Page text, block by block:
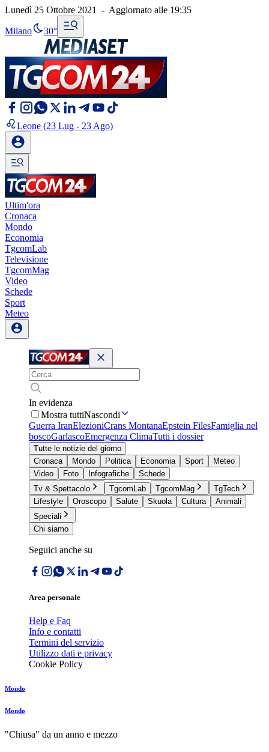
Lunedì 25 Ottobre 2021 - Aggiornato alle 19:35
Milano 30°
Leone (23 Lug - 23 Ago)
Ultim'ora
Cronaca
Mondo
Economia
TgcomLab
Televisione
TgcomMag
Video
Schede
Sport
Meteo
In evidenza
Mostra tuttiNascondi
Guerra IranElezioniCrans MontanaEpstein FilesFamiglia nel
boscoGarlascoEmergenza ClimaTutti i dossier
Tutte le notizie del giorno
Cronaca
Mondo Politica Economia Sport
Meteo
Video
Foto Infografiche
Schede
Tv & Spettacolo
TgcomLab TgcomMag
TgTech
Lifestyle
Oroscopo Salute Skuola Cultura
Animali
Speciali
Chi siamo
Seguici anche su
Area personale
Help e Faq
Info e contatti
Termini del servizio
Utilizzo dati e privacy
Cookie Policy
Mondo
Mondo
"Chiusa" da un anno e mezzo